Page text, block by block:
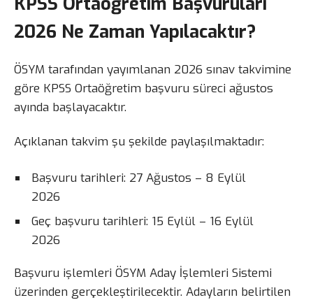
2026 Ne Zaman Yapılacaktır?
ÖSYM tarafından yayımlanan 2026 sınav takvimine
göre KPSS Ortaöğretim başvuru süreci ağustos
ayında başlayacaktır.
Açıklanan takvim şu şekilde paylaşılmaktadır:
Başvuru tarihleri: 27 Ağustos – 8 Eylül
2026
Geç başvuru tarihleri: 15 Eylül – 16 Eylül
2026
Başvuru işlemleri ÖSYM Aday İşlemleri Sistemi
üzerinden gerçekleştirilecektir. Adayların belirtilen